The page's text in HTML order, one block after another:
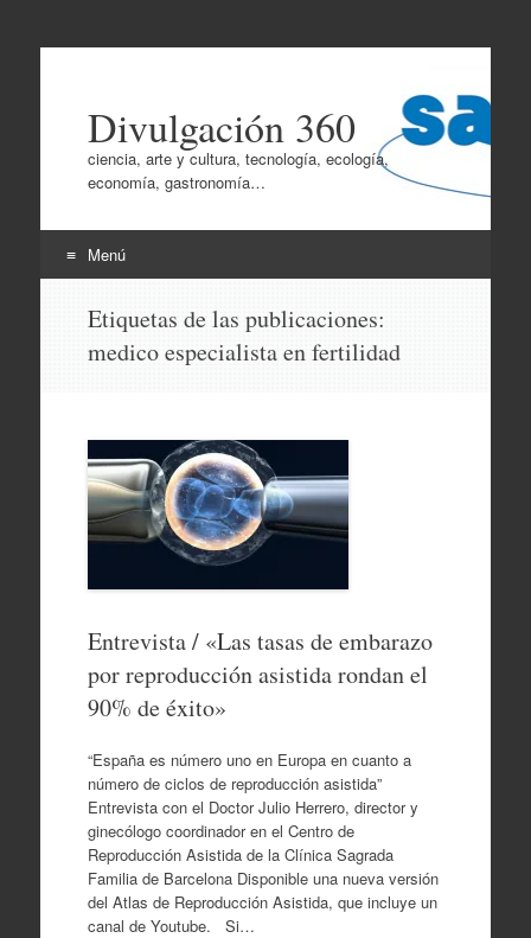
Divulgación 360
ciencia, arte y cultura, tecnología, ecología,
economía, gastronomía…
Menú
contenido
Etiquetas de las publicaciones:
medico especialista en fertilidad
Entrevista / «Las tasas de embarazo
por reproducción asistida rondan el
90% de éxito»
“España es número uno en Europa en cuanto a
número de ciclos de reproducción asistida”
Entrevista con el Doctor Julio Herrero, director y
ginecólogo coordinador en el Centro de
Reproducción Asistida de la Clínica Sagrada
Familia de Barcelona Disponible una nueva versión
del Atlas de Reproducción Asistida, que incluye un
canal de Youtube. Si…